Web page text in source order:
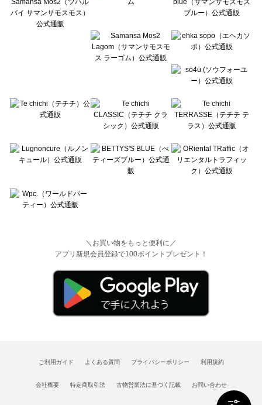
BETTY'S BLUE（べティーズブルー）のバッグ一覧
Wpc.（ワールドパーティー）のバッグ一覧
＼お買い物をもっと便利に／
アプリ新規会員登録で100ポイントプレゼント！
ご利用ガイド よくある質問 プライバシーポリシー 利用規約
会社概要 特定商取引法 古物営業法に基づく記載 お問い合わせ